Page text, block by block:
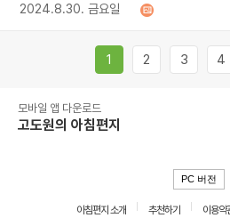
2024.8.30. 금요일
1 2 3 4
모바일 앱 다운로드
고도원의 아침편지
PC 버전
아침편지 소개 추천하기 이용약